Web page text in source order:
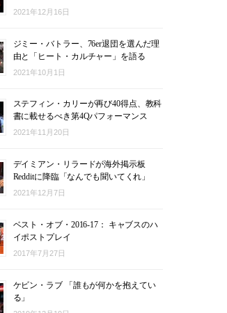
2021年12月16日
ジミー・バトラー、76er退団を選んだ理
由と「ヒート・カルチャー」を語る
2021年10月1日
ステフィン・カリーが再び40得点、教科
書に載せるべき第4Qパフォーマンス
2021年11月20日
デイミアン・リラードが海外掲示板
Redditに降臨「なんでも聞いてくれ」
2021年12月7日
ベスト・オブ・2016-17： キャブスのハ
イポストプレイ
2017年7月27日
ケビン・ラブ 「誰もが何かを抱えてい
る」